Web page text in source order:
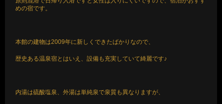
めの宿です。
本館の建物は2009年に新しくできたばかりなので、
歴史ある温泉宿とはいえ、設備も充実していて綺麗です♪
内湯は硫酸塩泉、外湯は単純泉で泉質も異なりますが、